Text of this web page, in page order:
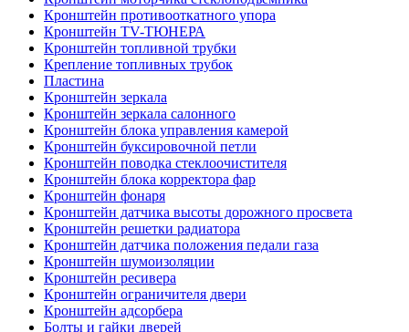
Кронштейн противооткатного упора
Кронштейн TV-ТЮНЕРА
Кронштейн топливной трубки
Крепление топливных трубок
Пластина
Кронштейн зеркала
Кронштейн зеркала салонного
Кронштейн блока управления камерой
Кронштейн буксировочной петли
Кронштейн поводка стеклоочистителя
Кронштейн блока корректора фар
Кронштейн фонаря
Кронштейн датчика высоты дорожного просвета
Кронштейн решетки радиатора
Кронштейн датчика положения педали газа
Кронштейн шумоизоляции
Кронштейн ресивера
Кронштейн ограничителя двери
Кронштейн адсорбера
Болты и гайки дверей